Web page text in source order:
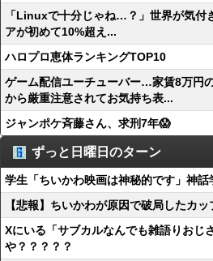
「Linuxで十分じゃね…？」世界が気
アが初めて10%超え...
ハロプロ恵体ランキングTOP10
ゲーム配信ユーチューバー…家賃8万円
から厳重注意されてお気持ち表...
ジャンポケ斉藤さん、求刑7年😱
ずっと日曜日のターン
学生「ちいかわ映画は神秘的です」神
【悲報】ちいかわが原因で破局したカ
Xにいる「サブカルなんでも雑語りおじ
や？？？？？